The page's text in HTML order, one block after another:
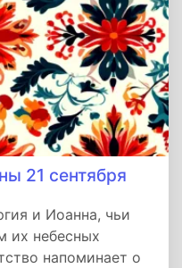
21 сентября
и Иоанна, чьи
их небесных
напоминает о